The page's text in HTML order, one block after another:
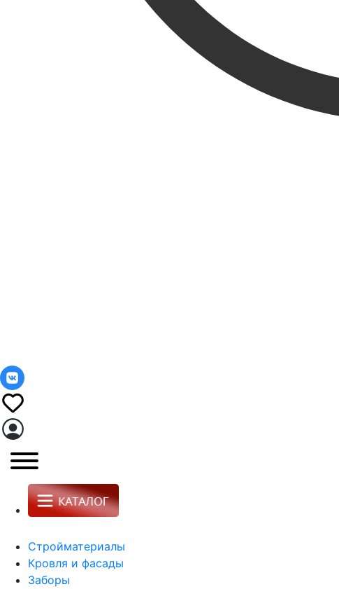
Стройматериалы
Кровля и фасады
Заборы